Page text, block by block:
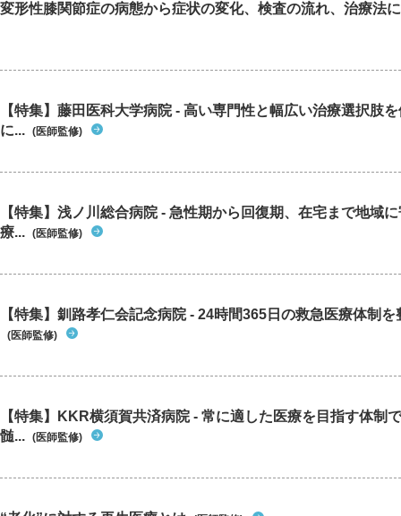
変形性膝関節症の病態から症状の変化、検査の流れ、治療法
【特集】藤田医科大学病院 - 高い専門性と幅広い治療選択肢
に... (医師監修)
【特集】浅ノ川総合病院 - 急性期から回復期、在宅まで地域
療... (医師監修)
【特集】釧路孝仁会記念病院 - 24時間365日の救急医療体制
(医師監修)
【特集】KKR横須賀共済病院 - 常に適した医療を目指す体制
髄... (医師監修)